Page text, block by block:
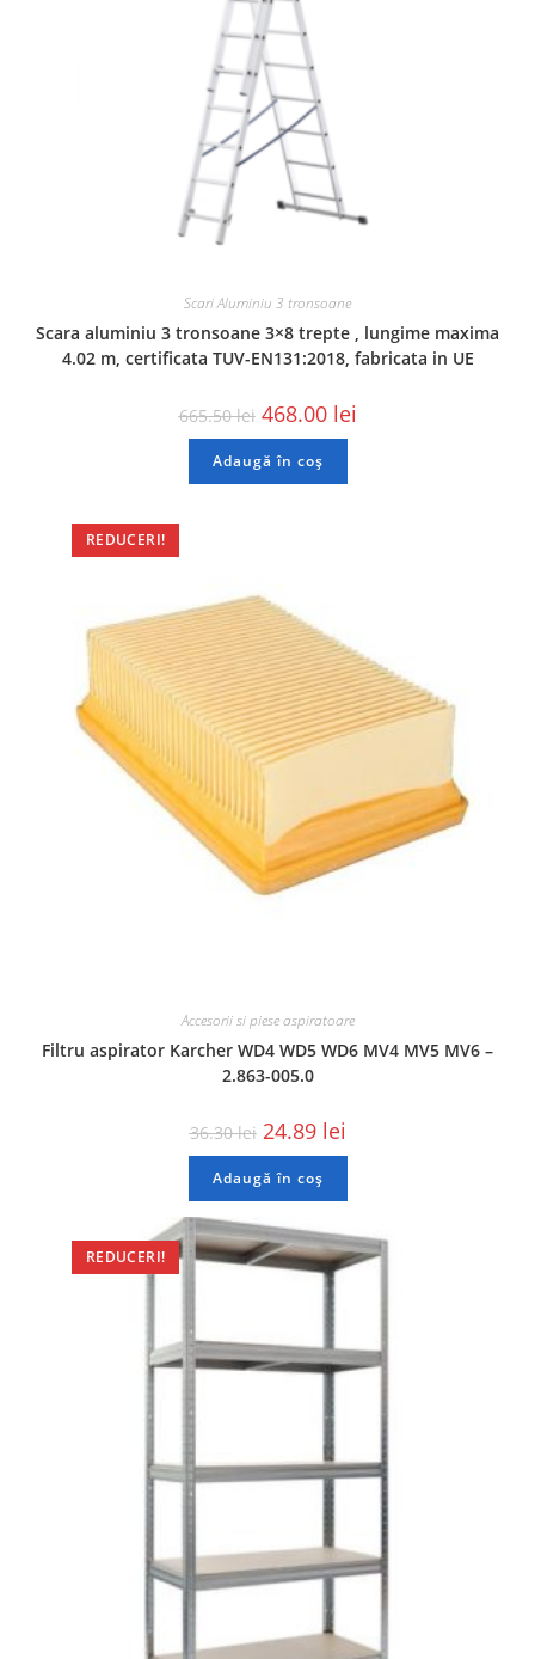
Scari Aluminiu 3 tronsoane
Scara aluminiu 3 tronsoane 3×8 trepte , lungime maxima
4.02 m, certificata TUV-EN131:2018, fabricata in UE
665.50lei 468.00 lei
Adaugă în coș
REDUCERI!
Accesorii si piese aspiratoare
Filtru aspirator Karcher WD4 WD5 WD6 MV4 MV5 MV6 –
2.863-005.0
36.30lei 24.89 lei
Adaugă în coș
REDUCERI!